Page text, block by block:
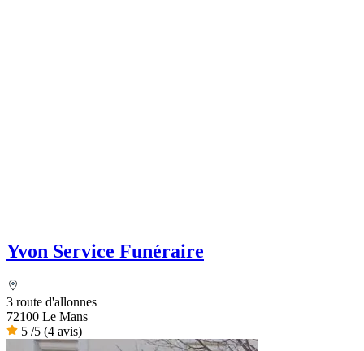
Yvon Service Funéraire
3 route d'allonnes
72100 Le Mans
5 /5 (4 avis)